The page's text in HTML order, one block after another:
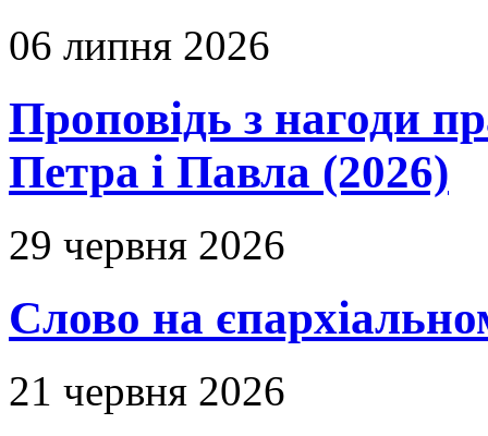
06 липня 2026
Проповідь з нагоди
Петра і Павла (2026)
29 червня 2026
Слово на
21 червня 2026